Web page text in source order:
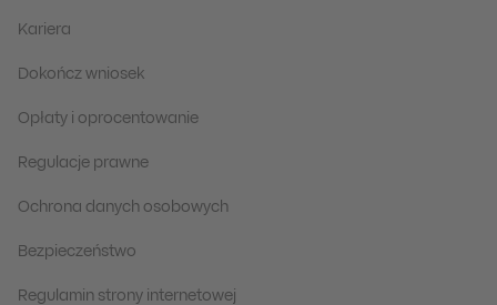
Kariera
Dokończ wniosek
Opłaty i oprocentowanie
Regulacje prawne
Ochrona danych osobowych
Bezpieczeństwo
Regulamin strony internetowej